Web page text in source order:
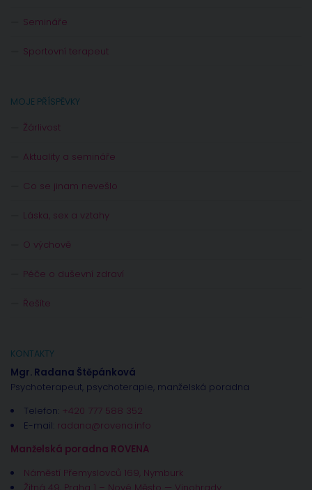
Semináře
Sportovní terapeut
MOJE PŘÍSPĚVKY
Žárlivost
Aktuality a semináře
Co se jinam nevešlo
Láska, sex a vztahy
O výchově
Péče o duševní zdraví
Řešíte
KONTAKTY
Mgr. Radana Štěpánková
Psychoterapeut, psychoterapie, manželská poradna
Telefon: +420 777 588 352
E-mail: radana@rovena.info
Manželská poradna ROVENA
Náměstí Přemyslovců 169, Nymburk